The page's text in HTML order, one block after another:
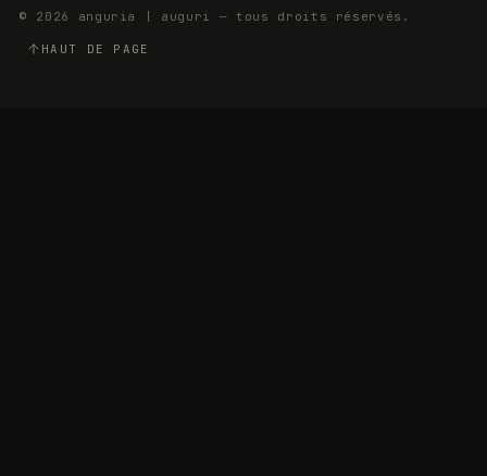
© 2026 anguria | auguri — tous droits réservés.
HAUT DE PAGE